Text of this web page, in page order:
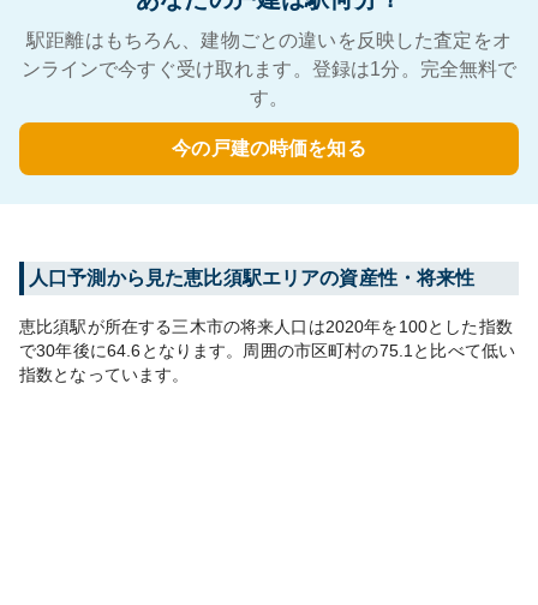
駅距離はもちろん、建物ごとの違いを反映した査定をオ
ンラインで今すぐ受け取れます。登録は1分。完全無料で
す。
今の戸建の時価を知る
人口予測から見た恵比須駅エリアの資産性・将来性
恵比須駅が所在する三木市の将来人口は2020年を100とした指数
で30年後に64.6 となります。 周囲の市区町村の75.1 と比べて低い
指数となっています。